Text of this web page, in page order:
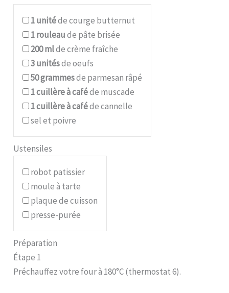
1unitéde courge butternut
1rouleaude pâte brisée
200mlde crème fraîche
3unitésde oeufs
50grammesde parmesan râpé
1cuillère à caféde muscade
1cuillère à caféde cannelle
sel et poivre
Ustensiles
robot patissier
moule à tarte
plaque de cuisson
presse-purée
Préparation
Étape 1
Préchauffez votre four à 180°C (thermostat 6).